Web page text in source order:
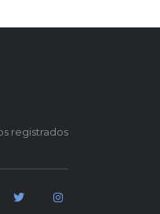
registrados